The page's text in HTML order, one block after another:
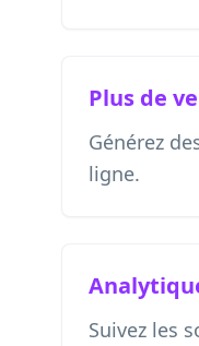
Plus de
Générez
ligne.
Suivez les